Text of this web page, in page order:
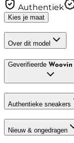
Authentiek
Kies je maat
Over dit model
Geverifieerde Woovin
Authentieke sneakers
Nieuw & ongedragen